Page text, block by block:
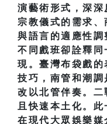
演藝術形式，深深
宗教儀式的需求
與語言的適應性調
不同戲班卻詮釋
現。臺灣布袋戲
技巧，南管和潮
改以北管伴奏。
且快速本土化。
在現代大眾娛樂